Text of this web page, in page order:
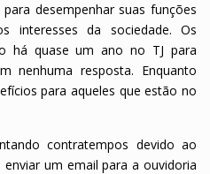
desempenhar suas funções
interesses da sociedade. Os
há quase um ano no TJ para
nenhuma resposta. Enquanto
para aqueles que estão no
contratempos devido ao
um email para a ouvidoria